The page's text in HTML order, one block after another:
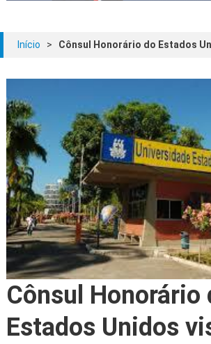
Início > Cônsul Honorário do Estados
Cônsul Honorário
Estados Unidos